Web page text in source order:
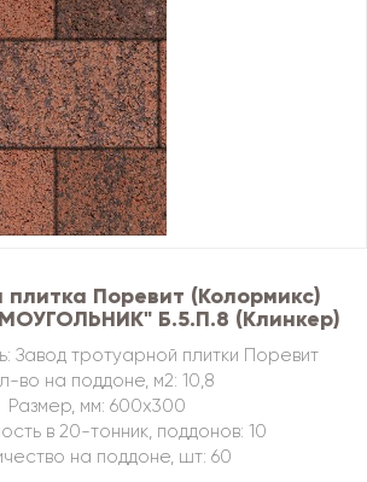
плитка Поревит (Колормикс)
Б.5.П.8 (Клинкер)
Завод тротуарной плитки Поревит
во на поддоне, м2: 10,8
Размер, мм: 600х300
в 20-тонник, поддонов: 10
на поддоне, шт: 60